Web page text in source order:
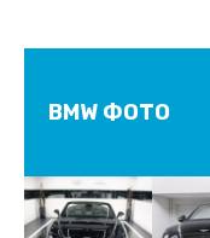
BMW ФОТО